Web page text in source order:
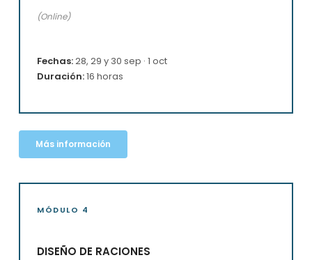
(Online)
Fechas:28, 29 y 30 sep · 1 oct
Duración:16 horas
Más información
MÓDULO 4
DISEÑO DE RACIONES